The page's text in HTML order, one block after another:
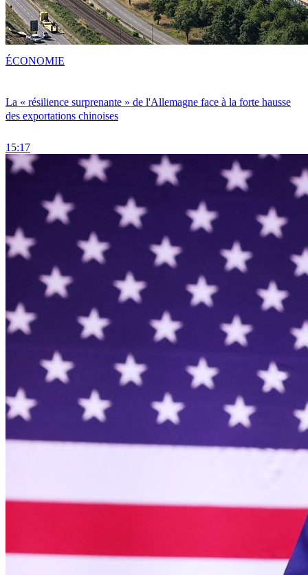
La « résilience surprenante » de l'Allemagne face à la forte hausse
des exportations chinoises
15:17
ÉCONOMIE